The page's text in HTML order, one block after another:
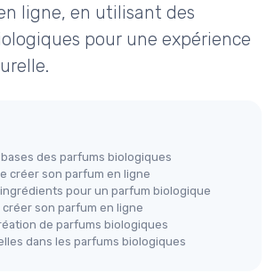
ligne, en utilisant des
pour une expérience
des parfums biologiques
créer son parfum en ligne
pour un parfum biologique
son parfum en ligne
de parfums biologiques
dans les parfums biologiques